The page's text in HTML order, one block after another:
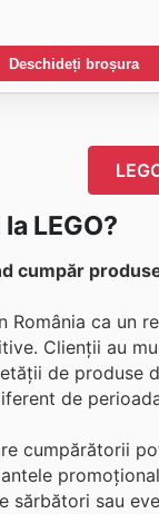
Deschideți broșura
LEGO?
cumpăr
România ca
Clienții au
de produse
de
cumpărătorii
sărbători sau